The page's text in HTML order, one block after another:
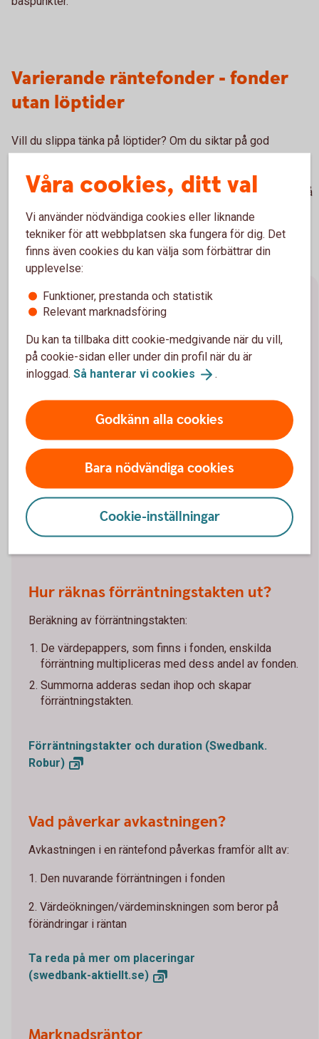
Varierande räntefonder - fonder
utan löptider
Vill du slippa tänka på löptider? Om du siktar på god
avkastning över tid och vill slippa bekymra dig över
börssvängningar och löptider kan så kallade varierande
räntefonder vara något för dig. Här väljer förvaltaren löptid på
Förräntningstakt, duration och
Förräntningstakt/avkastning
avkastning som räntefonden skulle få 12 månader
framåt vid ett oförändrat ränteläge/oförändrade
marknadsräntor. Förräntningstakten uppdateras en
gång i månaden. I angivna förräntningstakter är alla
avgifter redan dragna.
Förräntningstakten är på tapeten
(swedbank-aktiellt.se)
Hur räknas förräntningstakten ut?
Beräkning av förräntningstakten:
De värdepappers, som finns i fonden, enskilda
förräntning multipliceras med dess andel av fonden.
Summorna adderas sedan ihop och skapar
förräntningstakten.
Förräntningstakter och duration (Swedbank.
Robur)
Vad påverkar avkastningen?
Avkastningen i en räntefond påverkas framför allt av:
1. Den nuvarande förräntningen i fonden
2. Värdeökningen/värdeminskningen som beror på
förändringar i räntan
Ta reda på mer om placeringar
(swedbank-aktiellt.se)
Våra cookies, ditt val
Vi använder nödvändiga cookies eller liknande
tekniker för att webbplatsen ska fungera för dig. Det
finns även cookies du kan välja som förbättrar din
upplevelse:
Funktioner, prestanda och statistik
Relevant marknadsföring
Du kan ta tillbaka ditt cookie-medgivande när du vill,
på cookie-sidan eller under din profil när du är
inloggad. Så hanterar vi cookies .
Godkänn alla cookies
Bara nödvändiga cookies
Cookie-inställningar